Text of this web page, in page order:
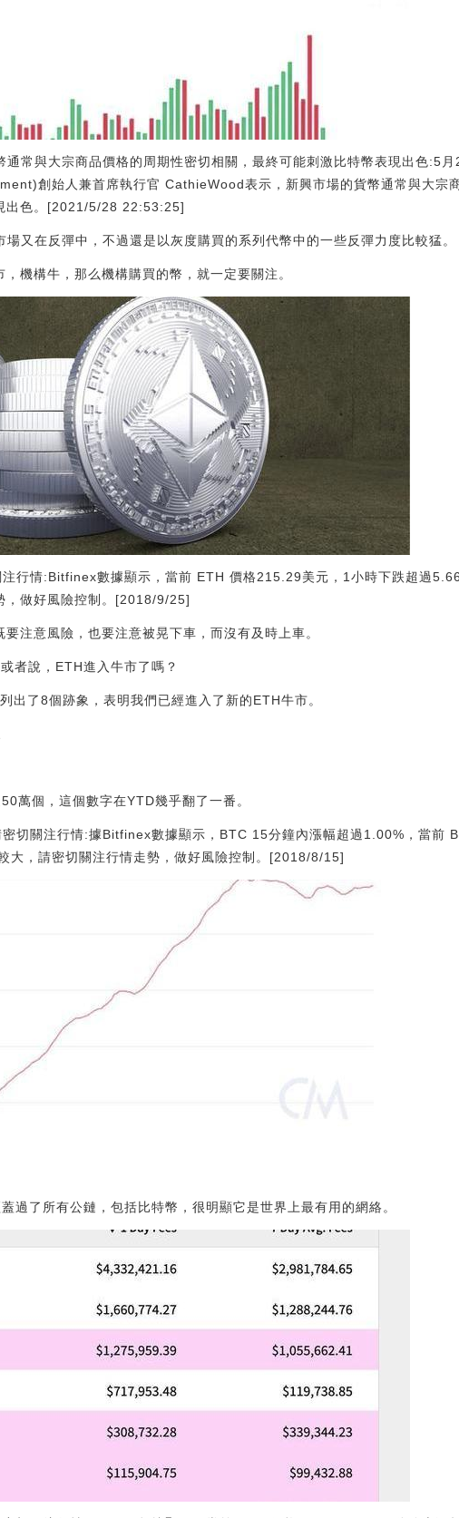
通常與大宗商品價格的周期性密切相關，最終可能刺激比特幣表現出色:5
創始人兼首席執行官 CathieWood表示，新興市場的貨幣通常與大宗
出色。[2021/5/28 22:53:25]
又在反彈中，不過還是以灰度購買的系列代幣中的一些反彈力度比較猛。
機構牛，那么機構購買的幣，就一定要關注。
行情:Bitfinex數據顯示，當前 ETH 價格215.29美元，1小時下跌超過
，做好風險控制。[2018/9/25]
注意風險，也要注意被晃下車，而沒有及時上車。
者說，ETH進入牛市了嗎？
出了8個跡象，表明我們已經進入了新的ETH牛市。
萬個，這個數字在YTD幾乎翻了一番。
切關注行情:據Bitfinex數據顯示，BTC 15分鐘內漲幅超過1.00%，當前
大，請密切關注行情走勢，做好風險控制。[2018/8/15]
過了所有公鏈，包括比特幣，很明顯它是世界上最有用的網絡。